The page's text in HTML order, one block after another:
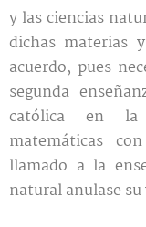
y las ciencias
dichas materias
acuerdo, pues
segunda
católica en la
matemáticas
llamado a la
natural anulase